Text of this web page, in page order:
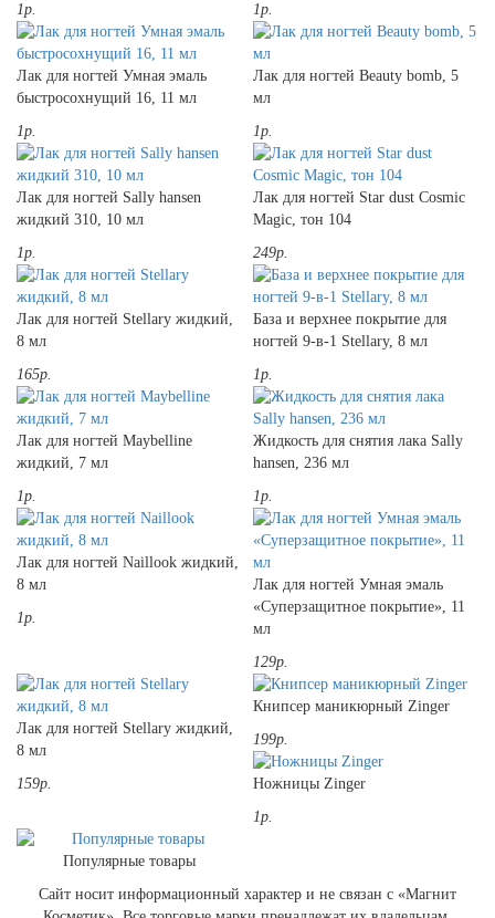
1р.
1р.
Лак для ногтей Умная эмаль
быстросохнущий 16, 11 мл
1р.
Лак для ногтей Beauty bomb, 5
мл
1р.
Лак для ногтей Sally hansen
жидкий 310, 10 мл
1р.
Лак для ногтей Star dust Cosmic
Magic, тон 104
249р.
Лак для ногтей Stellary жидкий,
8 мл
165р.
База и верхнее покрытие для
ногтей 9-в-1 Stellary, 8 мл
1р.
Лак для ногтей Maybelline
жидкий, 7 мл
1р.
Жидкость для снятия лака Sally
hansen, 236 мл
1р.
Лак для ногтей Naillook жидкий,
8 мл
1р.
Лак для ногтей Умная эмаль
«Суперзащитное покрытие», 11
мл
129р.
Лак для ногтей Stellary жидкий,
8 мл
159р.
Книпсер маникюрный Zinger
199р.
Ножницы Zinger
1р.
Популярные товары
Сайт носит информационный характер и не связан с «Магнит